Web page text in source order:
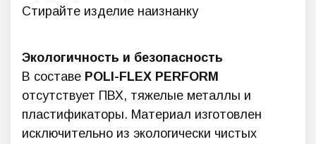
Стирайте изделие наизнанку
Экологичность и безопасность
В составе POLI-FLEX PERFORM
отсутствует ПВХ, тяжелые металлы и
пластификаторы. Материал изготовлен
исключительно из экологически чистых